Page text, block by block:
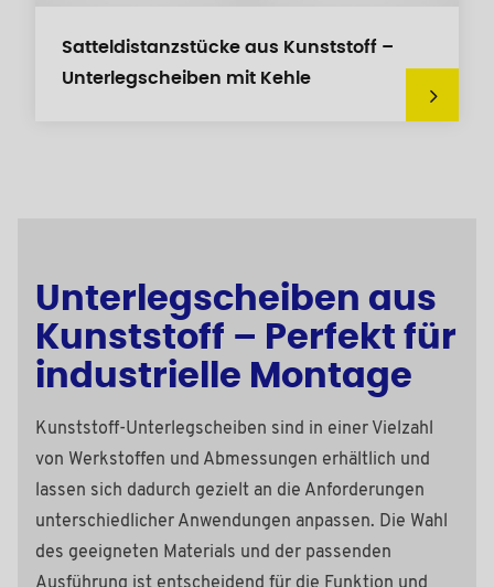
Satteldistanzstücke aus Kunststoff –
Unterlegscheiben mit Kehle
Unterlegscheiben aus
Kunststoff – Perfekt für
industrielle Montage
Kunststoff-Unterlegscheiben sind in einer Vielzahl
von Werkstoffen und Abmessungen erhältlich und
lassen sich dadurch gezielt an die Anforderungen
unterschiedlicher Anwendungen anpassen. Die Wahl
des geeigneten Materials und der passenden